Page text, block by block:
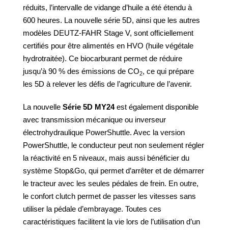
réduits, l’intervalle de vidange d’huile a été étendu à
600 heures. La nouvelle série 5D, ainsi que les autres
modèles DEUTZ-FAHR Stage V, sont officiellement
certifiés pour être alimentés en HVO (huile végétale
hydrotraitée). Ce biocarburant permet de réduire
jusqu’à 90 % des émissions de CO2, ce qui prépare
les 5D à relever les défis de l’agriculture de l’avenir.
La nouvelle Série 5D MY24est également disponible
avec transmission mécanique ou inverseur
électrohydraulique PowerShuttle. Avec la version
PowerShuttle, le conducteur peut non seulement régler
la réactivité en 5 niveaux, mais aussi bénéficier du
système Stop&Go, qui permet d’arrêter et de démarrer
le tracteur avec les seules pédales de frein. En outre,
le confort clutch permet de passer les vitesses sans
utiliser la pédale d’embrayage. Toutes ces
caractéristiques facilitent la vie lors de l’utilisation d’un